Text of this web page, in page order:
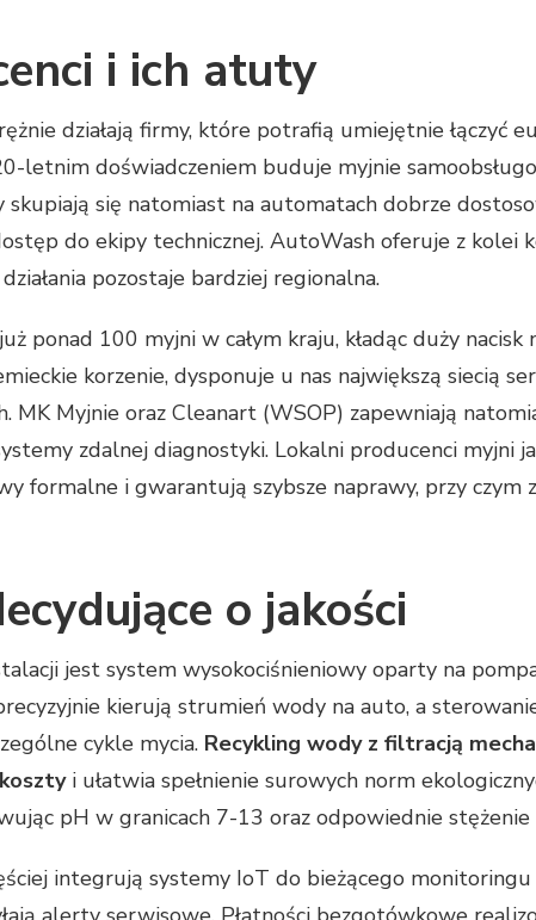
i ich atuty
działają firmy, które potrafią umiejętnie łączyć
letnim doświadczeniem buduje myjnie
skupiają się natomiast na automatach dobrze
do ekipy technicznej. AutoWash oferuje z kolei
pozostaje bardziej regionalna.
ponad 100 myjni w całym kraju, kładąc duży
korzenie, dysponuje u nas największą siecią
MK Myjnie oraz Cleanart (WSOP) zapewniają
zdalnej diagnostyki. Lokalni producenci myjni
formalne i gwarantują szybsze naprawy, przy
o jakości
jest system wysokociśnieniowy oparty na
kierują strumień wody na auto, a
cykle mycia. Recykling wody z filtracją
i ułatwia spełnienie surowych norm
pH w granicach 7-13 oraz odpowiednie
integrują systemy IoT do bieżącego